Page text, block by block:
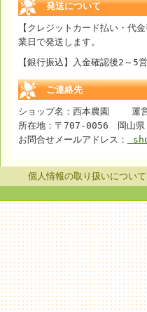
発送について
【クレジットカード払い・代
業日で発送します。
【銀行振込】入金確認後2～5
ご連絡先
ショップ名：西本農園 運
所在地：〒707-0056 岡
お問合せメールアドレス：
個人情報の取り扱いについて